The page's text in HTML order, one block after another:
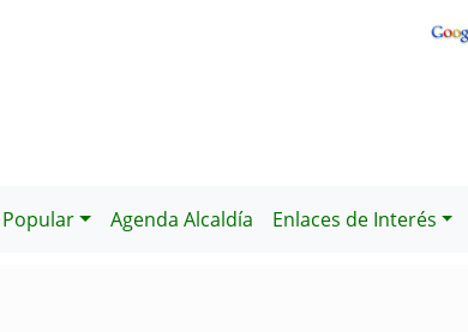
Agenda Alcaldía Enlaces de Interés